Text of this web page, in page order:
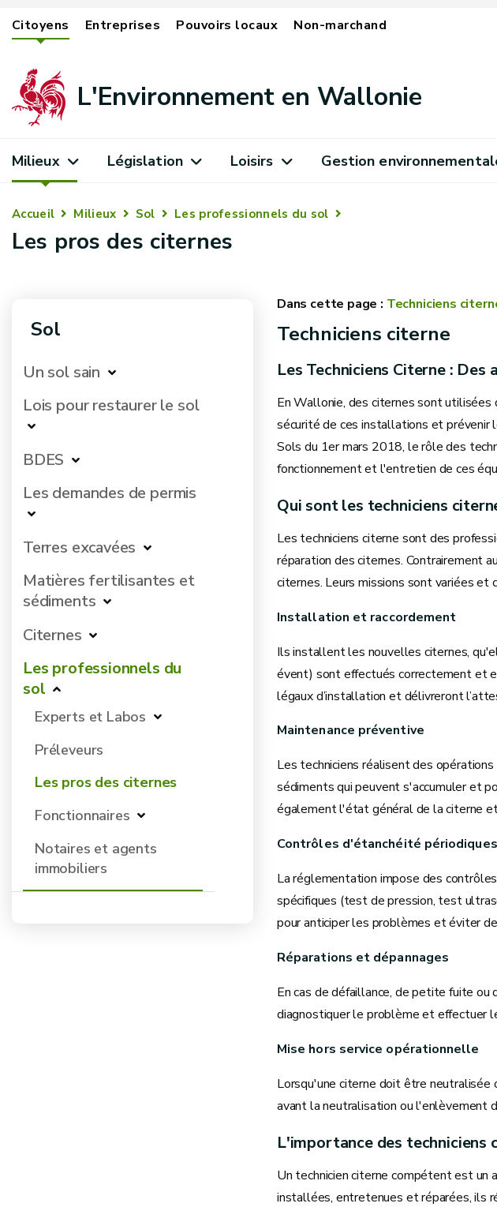
Citoyens Entreprises Pouvoirs locaux Non-marchand
L'Environnement en Wallonie
Milieux Législation Loisirs Gestion
Accueil Milieux Sol Les professionnels du sol
Les pros des citernes
Sol
Un sol sain
Lois pour restaurer le sol
BDES
Les demandes de permis
Terres excavées
Matières fertilisantes et
sédiments
Citernes
Les professionnels du
sol
Experts et Labos
Préleveurs
Les pros des citernes
Fonctionnaires
Notaires et agents
immobiliers
Techniciens
Techniciens citerne
Les Techniciens Citerne :
En Wallonie, des citernes sont utilisées
sécurité de ces installations et prévenir
Sols du 1er mars 2018, le rôle des
fonctionnement et l'entretien de ces
Qui sont les techniciens
Les techniciens citerne sont des
réparation des citernes. Contrairement
citernes. Leurs missions sont variées et
Installation et raccordement
Ils installent les nouvelles citernes,
évent) sont effectués correctement et
légaux d’installation et délivreront
Maintenance préventive
Les techniciens réalisent des
sédiments qui peuvent s'accumuler et
également l'état général de la citerne
Contrôles d'étanchéité périodiques
La réglementation impose des
spécifiques (test de pression, test
pour anticiper les problèmes et éviter
Réparations et dépannages
En cas de défaillance, de petite fuite
diagnostiquer le problème et effectuer
Mise hors service opérationnelle
Lorsqu'une citerne doit être neutralisée
avant la neutralisation ou l'enlèvement
L'importance des techniciens
Un technicien citerne compétent est un
installées, entretenues et réparées, ils